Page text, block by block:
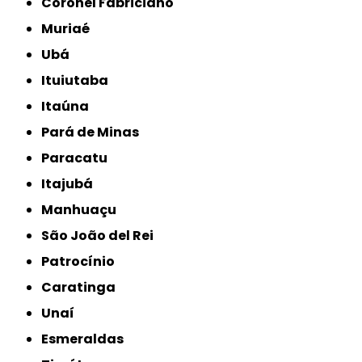
Muriaé
Ubá
Ituiutaba
Itaúna
Pará de Minas
Paracatu
Itajubá
Manhuaçu
São João del Rei
Patrocínio
Caratinga
Unaí
Esmeraldas